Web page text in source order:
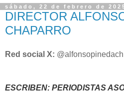
sábado, 22 de febrero de
DIRECTOR
CHAPARRO
Red social X: @alfonsopinedach
ESCRIBEN: PERIODISTAS